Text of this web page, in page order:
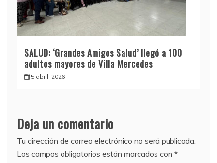
SALUD: ‘Grandes Amigos Salud’ llegó a 100
adultos mayores de Villa Mercedes
5 abril, 2026
Deja un comentario
Tu dirección de correo electrónico no será publicada.
Los campos obligatorios están marcados con *